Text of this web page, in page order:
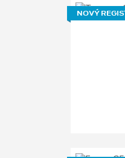
NOVÝ